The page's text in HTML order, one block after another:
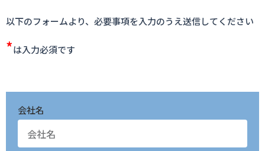
以下のフォームより、必要事項を入力のうえ送信してください
*は入力必須です
会社名